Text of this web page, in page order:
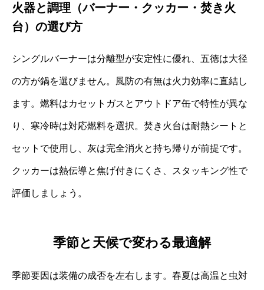
火器と調理（バーナー・クッカー・焚き火
台）の選び方
シングルバーナーは分離型が安定性に優れ、五徳は大径
の方が鍋を選びません。風防の有無は火力効率に直結し
ます。燃料はカセットガスとアウトドア缶で特性が異な
り、寒冷時は対応燃料を選択。焚き火台は耐熱シートと
セットで使用し、灰は完全消火と持ち帰りが前提です。
クッカーは熱伝導と焦げ付きにくさ、スタッキング性で
評価しましょう。
季節と天候で変わる最適解
季節要因は装備の成否を左右します。春夏は高温と虫対